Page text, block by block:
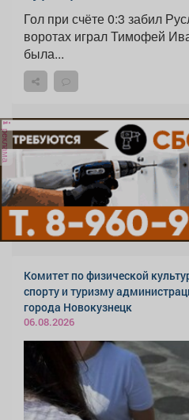
Гол при счёте 0:3 забил
воротах играл Тимофей
была...
реклама
Комитет по физической
спорту и туризму
города Новокузнецк
06.08.2026